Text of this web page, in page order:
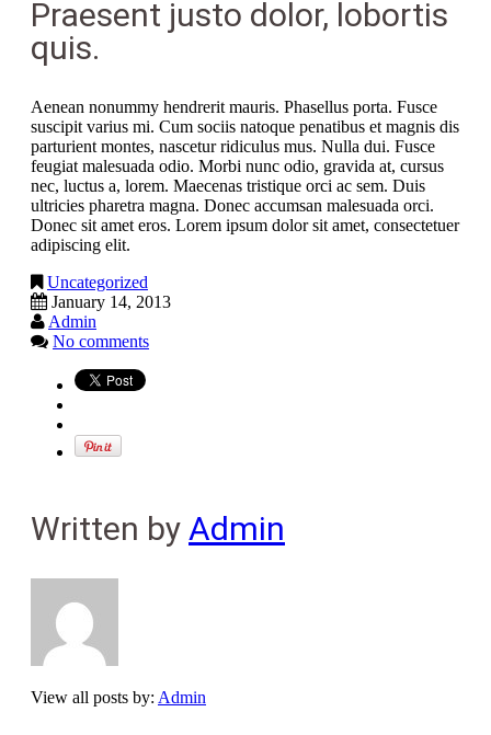
Praesent justo dolor, lobortis
quis.
Aenean nonummy hendrerit mauris. Phasellus porta. Fusce
suscipit varius mi. Cum sociis natoque penatibus et magnis dis
parturient montes, nascetur ridiculus mus. Nulla dui. Fusce
feugiat malesuada odio. Morbi nunc odio, gravida at, cursus
nec, luctus a, lorem. Maecenas tristique orci ac sem. Duis
ultricies pharetra magna. Donec accumsan malesuada orci.
Donec sit amet eros. Lorem ipsum dolor sit amet, consectetuer
adipiscing elit.
Uncategorized
January 14, 2013
Admin
No comments
Written by Admin
View all posts by: Admin